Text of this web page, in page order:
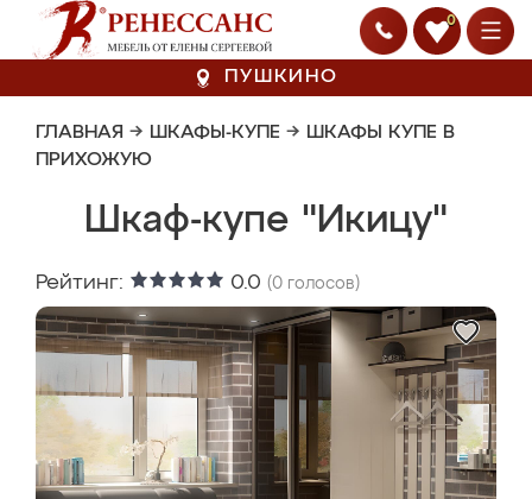
0
ПУШКИНО
ГЛАВНАЯ → ШКАФЫ-КУПЕ → ШКАФЫ КУПЕ В
ПРИХОЖУЮ
Шкаф-купе "Икицу"
Рейтинг: 0.0 (0 голосов)